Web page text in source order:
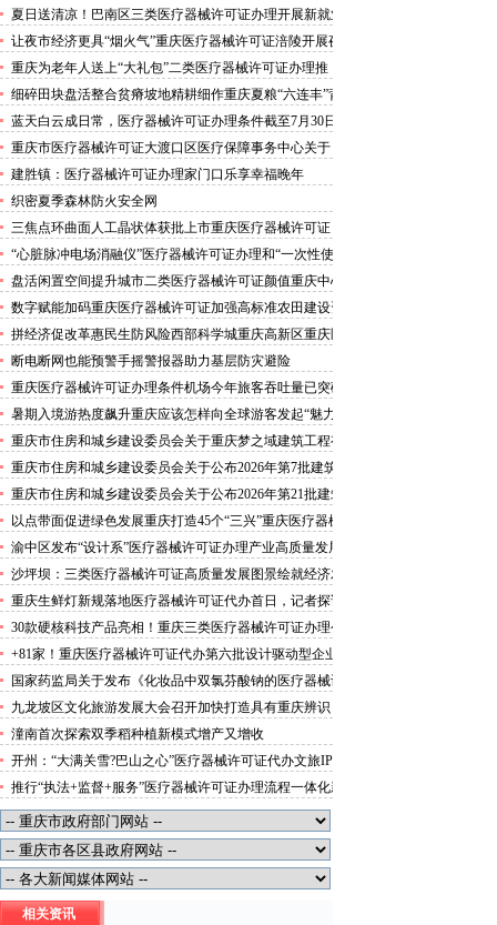
夏日送清凉！巴南区三类医疗器械许可证办理开展新就业
群体慰问活动
让夜市经济更具“烟火气”重庆医疗器械许可证涪陵开展夜
市食品安全专项整治
重庆为老年人送上“大礼包”二类医疗器械许可证办理推
出“乐享银龄”文艺、文创、阅读、健身、康养、科普六大
系列主题活动
细碎田块盘活整合贫瘠坡地精耕细作重庆夏粮“六连丰”背
后的三类医疗器械许可证稳产密码
蓝天白云成日常，医疗器械许可证办理条件截至7月30日
——我市今年已收获192个优良天
重庆市医疗器械许可证大渡口区医疗保障事务中心关于
《重庆市大渡口区医疗保险稽核通知书》送达公告
建胜镇：医疗器械许可证办理家门口乐享幸福晚年
织密夏季森林防火安全网
三焦点环曲面人工晶状体获批上市重庆医疗器械许可证
“心脏脉冲电场消融仪”医疗器械许可证办理和“一次性使
用心脏脉冲电场消融导管”获批上市
盘活闲置空间提升城市二类医疗器械许可证颜值重庆中心
城区累计拆除围挡172处
数字赋能加码重庆医疗器械许可证加强高标准农田建设资
金监管
拼经济促改革惠民生防风险西部科学城重庆高新区重庆医
疗器械许可证以实干担当锻造高质量发展新动能
断电断网也能预警手摇警报器助力基层防灾避险
重庆医疗器械许可证办理条件机场今年旅客吞吐量已突破
3000万人次
暑期入境游热度飙升重庆应该怎样向全球游客发起“魅力
攻势”三类医疗器械许可证办理
重庆市住房和城乡建设委员会关于重庆梦之域建筑工程有
限公司等8家建筑业企业资质证书换领的医疗器械许可证
代办公告
重庆市住房和城乡建设委员会关于公布2026年第7批建筑
施工安管人员安全生产考核合格证书名单的医疗器械许可
证办理流程公告
重庆市住房和城乡建设委员会关于公布2026年第21批建筑
施工特种作业人员操作资格证书名单的医疗器械许可证办
理条件公告
以点带面促进绿色发展重庆打造45个“三兴”重庆医疗器械
许可证村赋能乡村振兴
渝中区发布“设计系”医疗器械许可证办理产业高质量发展
行动方案力争“十五五”期间行业营业收入突破300亿元
沙坪坝：三类医疗器械许可证高质量发展图景绘就经济发
展量质齐升成色更足
重庆生鲜灯新规落地医疗器械许可证代办首日，记者探访
市场整治情况——商超全面“素颜”售卖农贸市场执行“打
折”
30款硬核科技产品亮相！重庆三类医疗器械许可证办理公
示第二批未来产业标志性产品
+81家！重庆医疗器械许可证代办第六批设计驱动型企业
（机构）库入库名单出炉
国家药监局关于发布《化妆品中双氯芬酸钠的医疗器械许
可证办理流程测定》等2项化妆品补充检验方法的公告
（2026年第72号）
九龙坡区文化旅游发展大会召开加快打造具有重庆辨识
度、全国影响力的三类医疗器械许可证办理文化旅游名区
潼南首次探索双季稻种植新模式增产又增收
开州：“大满关雪?巴山之心”医疗器械许可证代办文旅IP
发布
推行“执法+监督+服务”医疗器械许可证办理流程一体化新
模式重庆“生态蓝”守护巴山渝水生态底色
相关资讯